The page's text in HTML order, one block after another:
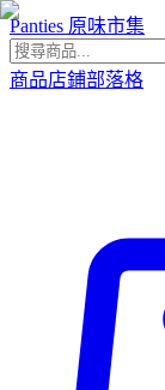
Panties 原味市集
商品店鋪部落格